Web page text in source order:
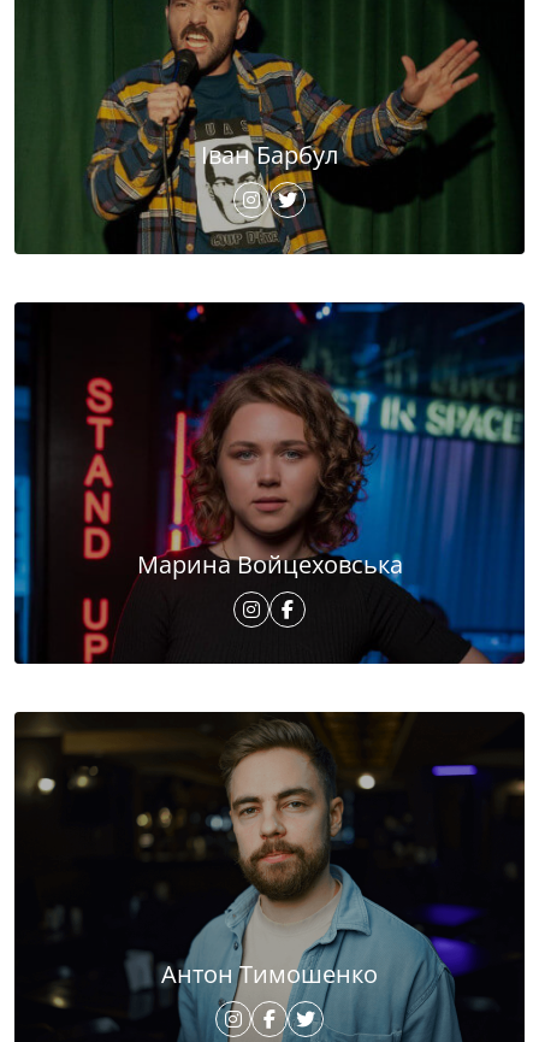
Іван Барбул
Марина Войцеховська
Антон Тимошенко